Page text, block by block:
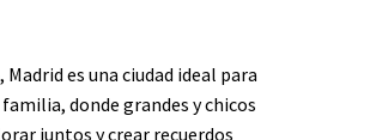
Madrid es una ciudad ideal para
donde grandes y chicos
juntos y crear recuerdos